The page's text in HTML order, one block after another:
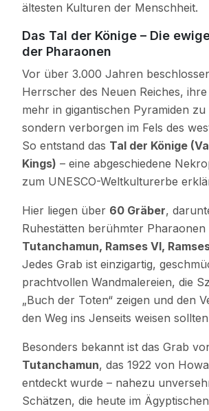
ältesten Kulturen der Menschheit.
Das Tal der Könige – Die
der Pharaonen
Vor über 3.000 Jahren
Herrscher des Neuen Reiches,
mehr in gigantischen Pyramiden
sondern verborgen im Fels des
So entstand das Tal der Könige
Kings) – eine abgeschiedene
zum UNESCO-Weltkulturerbe
Hier liegen über 60 Gräber,
Ruhestätten berühmter Pharaonen
Tutanchamun, Ramses VI,
Jedes Grab ist einzigartig,
prachtvollen Wandmalereien, die
„Buch der Toten“ zeigen und den
den Weg ins Jenseits weisen
Besonders bekannt ist das Grab
Tutanchamun, das 1922 von
entdeckt wurde – nahezu
Schätzen, die heute im